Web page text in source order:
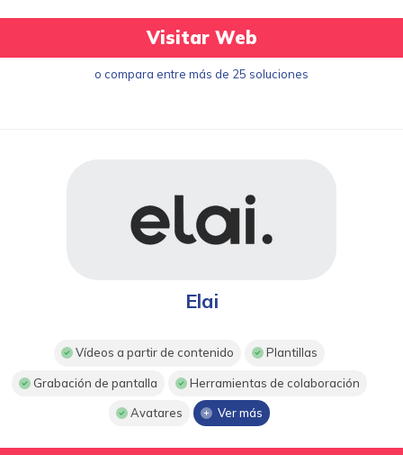
Visitar Web
o compara entre más de 25 soluciones
Elai
Vídeos a partir de contenido Plantillas
Grabación de pantalla Herramientas de colaboración
Avatares Ver más